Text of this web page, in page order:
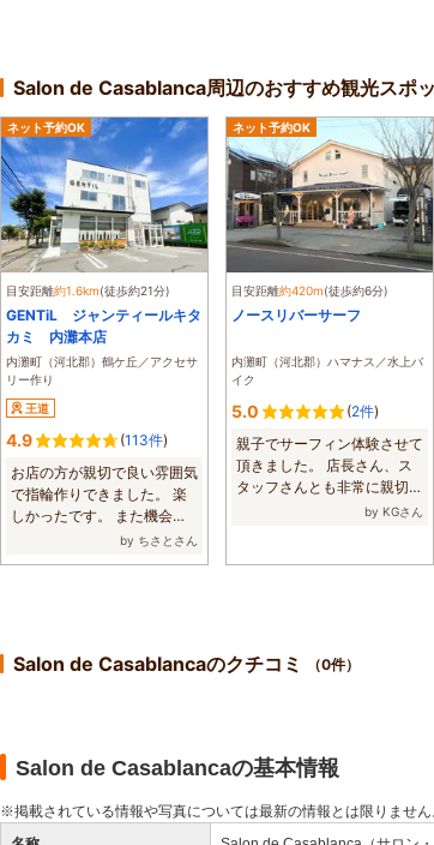
Salon de Casablanca周辺のおすすめ観光スポ
ネット予約OK
目安距離約1.6km(徒歩約21分)
GENTiL ジャンティールキタ
カミ 内灘本店
内灘町（河北郡）鶴ケ丘／アクセサ
リー作り
王道
4.9 (113件)
お店の方が親切で良い雰囲気
で指輪作りできました。 楽
しかったです。 また機会が
by ちさとさん
ネット予約OK
目安距離約420m(徒歩約6分)
ノースリバーサーフ
内灘町（河北郡）ハマナス／水上バ
イク
5.0 (2件)
親子でサーフィン体験させて
頂きました。 店長さん、ス
タッフさんとも非常に親切、
by KGさん
Salon de Casablancaのクチコミ
（0件）
Salon de Casablancaの基本情報
※掲載されている情報や写真については最新の情報とは限りませ